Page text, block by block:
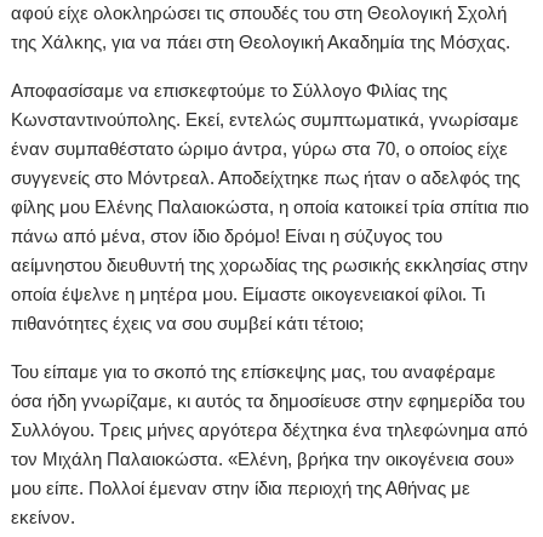
αφού είχε ολοκληρώσει τις σπουδές του στη Θεολογική Σχολή
της Χάλκης, για να πάει στη Θεολογική Ακαδημία της Μόσχας.
Αποφασίσαμε να επισκεφτούμε το Σύλλογο Φιλίας της
Κωνσταντινούπολης. Εκεί, εντελώς συμπτωματικά, γνωρίσαμε
έναν συμπαθέστατο ώριμο άντρα, γύρω στα 70, ο οποίος είχε
συγγενείς στο Μόντρεαλ. Αποδείχτηκε πως ήταν ο αδελφός της
φίλης μου Ελένης Παλαιοκώστα, η οποία κατοικεί τρία σπίτια πιο
πάνω από μένα, στον ίδιο δρόμο! Είναι η σύζυγος του
αείμνηστου διευθυντή της χορωδίας της ρωσικής εκκλησίας στην
οποία έψελνε η μητέρα μου. Είμαστε οικογενειακοί φίλοι. Τι
πιθανότητες έχεις να σου συμβεί κάτι τέτοιο;
Του είπαμε για το σκοπό της επίσκεψης μας, του αναφέραμε
όσα ήδη γνωρίζαμε, κι αυτός τα δημοσίευσε στην εφημερίδα του
Συλλόγου. Τρεις μήνες αργότερα δέχτηκα ένα τηλεφώνημα από
τον Μιχάλη Παλαιοκώστα. «Ελένη, βρήκα την οικογένεια σου»
μου είπε. Πολλοί έμεναν στην ίδια περιοχή της Αθήνας με
εκείνον.